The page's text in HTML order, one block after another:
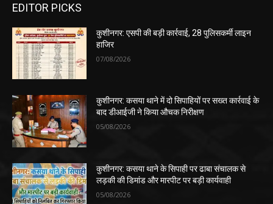
EDITOR PICKS
कुशीनगर: एसपी की बड़ी कार्रवाई, 28 पुलिसकर्मी लाइन
हाजिर
07/08/2026
कुशीनगर: कसया थाने में दो सिपाहियों पर सख्त कार्रवाई के
बाद डीआईजी ने किया औचक निरीक्षण
05/08/2026
कुशीनगर: कसया थाने के सिपाही पर ढाबा संचालक से
लड़की की डिमांड और मारपीट पर बड़ी कार्यवाही
05/08/2026